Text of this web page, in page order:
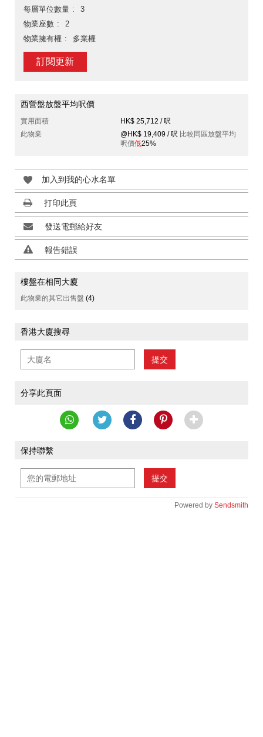
每層單位數量
3
物業座數
2
物業擁有權
多業權
訂閱更新
西營盤放盤平均呎價
實用面積
HK$ 25,712 / 呎
此物業
@HK$ 19,409 / 呎 比較同區放盤平均
呎價低25%
加入到我的心水名單
打印此頁
發送電郵給好友
報告錯誤
樓盤在相同大廈
此物業的其它出售盤 (4)
香港大廈搜尋
提交
分享此頁面
保持聯繫
提交
Powered by Sendsmith